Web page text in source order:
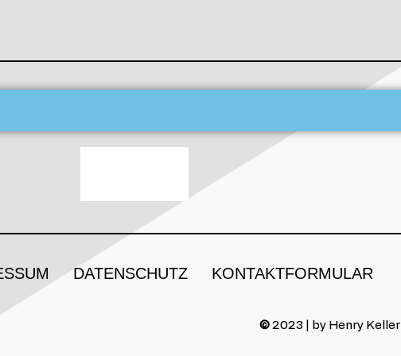
DATENSCHUTZ KONTAKTFORMULAR
©2023 | by Henry Keller